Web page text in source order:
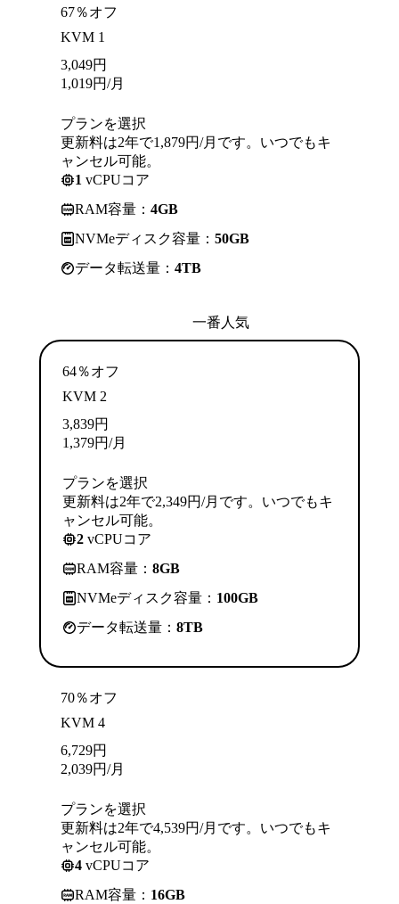
67％オフ
KVM 1
3,049円
1,019円/月
プランを選択
更新料は2年で1,879円/月です。いつでもキ
ャンセル可能。
1 vCPUコア
RAM容量： 4GB
NVMeディスク容量： 50GB
データ転送量： 4TB
一番人気
64％オフ
KVM 2
3,839円
1,379円/月
プランを選択
更新料は2年で2,349円/月です。いつでもキ
ャンセル可能。
2 vCPUコア
RAM容量： 8GB
NVMeディスク容量： 100GB
データ転送量： 8TB
70％オフ
KVM 4
6,729円
2,039円/月
プランを選択
更新料は2年で4,539円/月です。いつでもキ
ャンセル可能。
4 vCPUコア
RAM容量： 16GB